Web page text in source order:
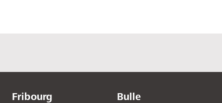
Fribourg Bulle